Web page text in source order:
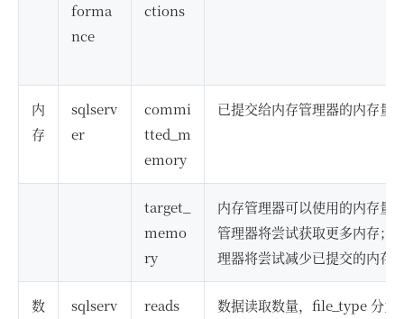
forma
nce
ctions
内
存
sqlserv
er
commi
tted_m
emory
已提交给内存管理器的内存量
target_
memo
ry
内存管理器可以使用的内存量
管理器将尝试获取更多内存；
理器将尝试减少已提交的内存
数
sqlserv
reads 数据读取数量，file_type 分为